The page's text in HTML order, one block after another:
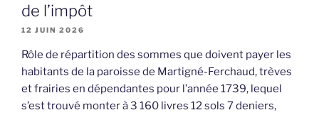
de l’impôt
12 JUIN 2026
Rôle de répartition des sommes que doivent payer les
habitants de la paroisse de Martigné-Ferchaud, trèves
et frairies en dépendantes pour l’année 1739, lequel
s’est trouvé monter à 3 160 livres 12 sols 7 deniers,